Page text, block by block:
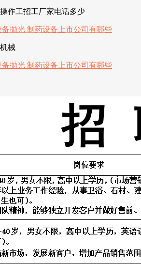
作工招工厂家电话多少
械